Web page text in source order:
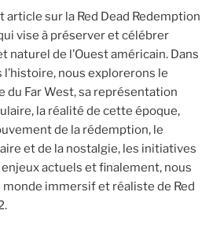
article sur la Red Dead Redemption
vise à préserver et célébrer
naturel de l’Ouest américain. Dans
l’histoire, nous explorerons le
Far West, sa représentation
la réalité de cette époque,
de la rédemption, le
et de la nostalgie, les initiatives
actuels et finalement, nous
monde immersif et réaliste de Red